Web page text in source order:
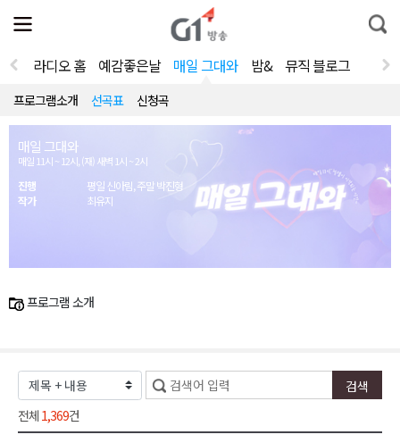
전
체
뉴
열
통
합
라디오 홈 예감좋은날 매일 그대와 밤& 뮤직 블로그
프로그램소개 선곡표 신청곡
매일 그대와
매일 11시 ~ 12시, (재) 새벽 1시 ~ 2시
진행
평일 신아림, 주말 박진형
작가
최유지
프로그램 소개
전체 1,369건